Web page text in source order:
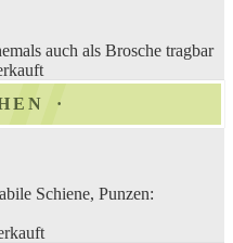
auch als Brosche tragbar
Schiene, Punzen: